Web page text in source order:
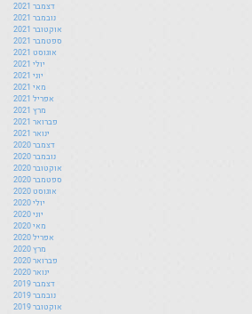
דצמבר 2021
נובמבר 2021
אוקטובר 2021
ספטמבר 2021
אוגוסט 2021
יולי 2021
יוני 2021
מאי 2021
אפריל 2021
מרץ 2021
פברואר 2021
ינואר 2021
דצמבר 2020
נובמבר 2020
אוקטובר 2020
ספטמבר 2020
אוגוסט 2020
יולי 2020
יוני 2020
מאי 2020
אפריל 2020
מרץ 2020
פברואר 2020
ינואר 2020
דצמבר 2019
נובמבר 2019
אוקטובר 2019